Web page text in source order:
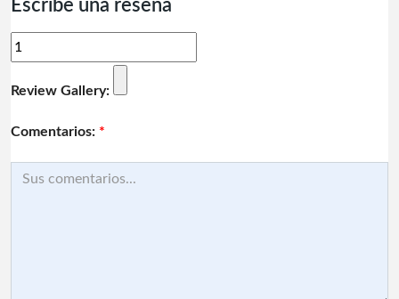
Escribe una reseña
Review Gallery:
Comentarios: *